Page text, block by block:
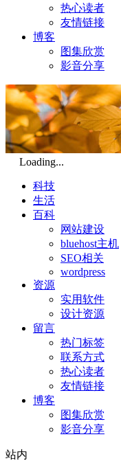
热心读者
友情链接
博客
图集欣赏
影音分享
Loading...
科技
生活
百科
网站建设
bluehost主机
SEO相关
wordpress
资源
实用软件
设计资源
留言
热门标签
联系方式
热心读者
友情链接
博客
图集欣赏
影音分享
站内